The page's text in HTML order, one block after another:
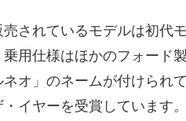
売されているモデルは初代
乗用仕様はほかのフォード
ネオ」のネームが付けられ
イヤーを受賞しています。